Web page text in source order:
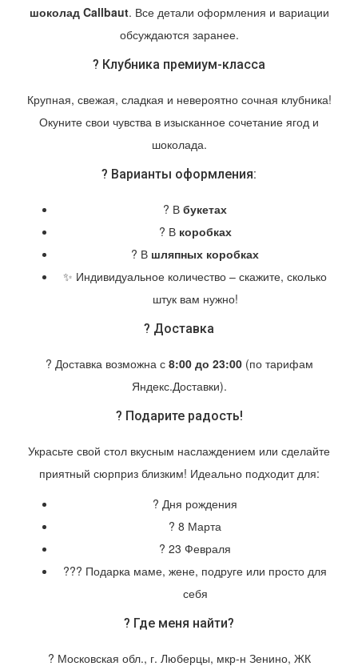
шоколад Callbaut. Все детали оформления и вариации
обсуждаются заранее.
? Клубника премиум-класса
Крупная, свежая, сладкая и невероятно сочная клубника!
Окуните свои чувства в изысканное сочетание ягод и
шоколада.
? Варианты оформления:
? В букетах
? В коробках
? В шляпных коробках
✨ Индивидуальное количество – скажите, сколько
штук вам нужно!
? Доставка
? Доставка возможна с 8:00 до 23:00(по тарифам
Яндекс.Доставки).
? Подарите радость!
Украсьте свой стол вкусным наслаждением или сделайте
приятный сюрприз близким! Идеально подходит для:
? Дня рождения
? 8 Марта
? 23 Февраля
?‍?‍? Подарка маме, жене, подруге или просто для
себя
? Где меня найти?
? Московская обл., г. Люберцы, мкр-н Зенино, ЖК